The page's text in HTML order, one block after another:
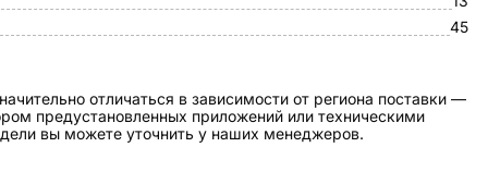
45
отличаться в зависимости от региона поставки —
предустановленных приложений или техническими
вы можете уточнить у наших менеджеров.